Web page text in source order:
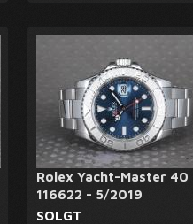
Rolex Yacht-Master 40
116622 - 5/2019
SOLGT